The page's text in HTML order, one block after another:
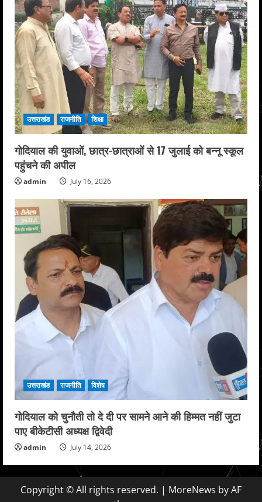
उत्तराखंड राजनीति शिक्षा
गोदियाल की युवाओं, छात्र-छात्राओं से 17 जुलाई को बन्नू स्कूल
पहुंचने की अपील
admin July 16, 2026
उत्तराखंड राजनीति विशेष
गोदियाल को चुनौती तो दे दी पर सामने आने की हिम्मत नहीं जुटा
पाए बीकेटीसी अध्यक्ष द्विवेदी
admin July 14, 2026
Copyright © All rights reserved. | MoreNews by AF